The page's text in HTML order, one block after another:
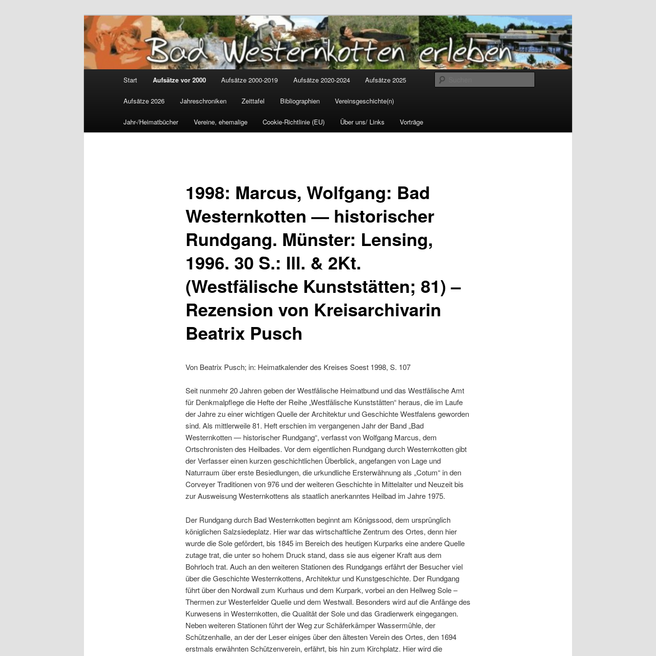
Wolfgang Marcus
Gemeinsam für Bad Westernkotten
Start Aufsätze vor 2000 Aufsätze 2000-2019 Aufsätze 2020-2024 Aufsätze 2025
Aufsätze 2026 Jahreschroniken Zeittafel Bibliographien Vereinsgeschichte(n)
Jahr-/Heimatbücher Vereine, ehemalige Cookie-Richtlinie (EU) Über uns/ Links Vorträge
1998: Marcus, Wolfgang: Bad
Westernkotten — historischer
Rundgang. Münster: Lensing,
1996. 30 S.: Ill. & 2Kt.
(Westfälische Kunststätten; 81) –
Rezension von Kreisarchivarin
Beatrix Pusch
Von Beatrix Pusch; in: Heimatkalender des Kreises Soest 1998, S. 107
Seit nunmehr 20 Jahren geben der Westfälische Heimatbund und das Westfälische Amt
für Denkmalpflege die Hefte der Reihe „Westfälische Kunststätten“ heraus, die im Laufe
der Jahre zu einer wichtigen Quelle der Architektur und Geschichte Westfalens geworden
sind. Als mittlerweile 81. Heft erschien im vergangenen Jahr der Band „Bad
Westernkotten — historischer Rundgang“, verfasst von Wolfgang Marcus, dem
Ortschronisten des Heilbades. Vor dem eigentlichen Rundgang durch Westernkotten gibt
der Verfasser einen kurzen geschichtlichen Überblick, angefangen von Lage und
Naturraum über erste Besiedlungen, die urkundliche Ersterwähnung als „Cotum“ in den
Corveyer Traditionen von 976 und der weiteren Geschichte in Mittelalter und Neuzeit bis
zur Ausweisung Westernkottens als staatlich anerkanntes Heilbad im Jahre 1975.
Der Rundgang durch Bad Westernkotten beginnt am Königssood, dem ursprünglich
königlichen Salzsiedeplatz. Hier war das wirtschaftliche Zentrum des Ortes, denn hier
wurde die Sole gefördert, bis 1845 im Bereich des heutigen Kurparks eine andere Quelle
zutage trat, die unter so hohem Druck stand, dass sie aus eigener Kraft aus dem
Bohrloch trat. Auch an den weiteren Stationen des Rundgangs erfährt der Besucher viel
über die Geschichte Westernkottens, Architektur und Kunstgeschichte. Der Rundgang
führt über den Nordwall zum Kurhaus und dem Kurpark, vorbei an den Hellweg Sole –
Thermen zur Westerfelder Quelle und dem Westwall. Besonders wird auf die Anfänge des
Kurwesens in Westernkotten, die Qualität der Sole und das Gradierwerk eingegangen.
Neben weiteren Stationen führt der Weg zur Schäferkämper Wassermühle, der
Schützenhalle, an der der Leser einiges über den ältesten Verein des Ortes, den 1694
erstmals erwähnten Schützenverein, erfährt, bis hin zum Kirchplatz. Hier wird die